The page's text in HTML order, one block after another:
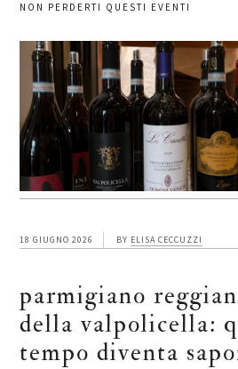
NON PERDERTI QUESTI EVENTI
18 GIUGNO 2026 BY ELISA CECCUZZI
parmigiano
della valpolicella:
tempo diventa